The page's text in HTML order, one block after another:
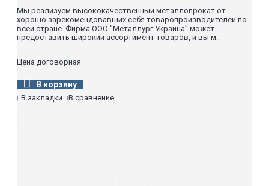
Мы реализуем высококачественный металлопрокат от
хорошо зарекомендовавших себя товаропроизводителей по
всей стране. Фирма ООО "Металлург Украина" может
предоставить широкий ассортимент товаров, и вы м..
Цена договорная
В корзину
В закладки В сравнение